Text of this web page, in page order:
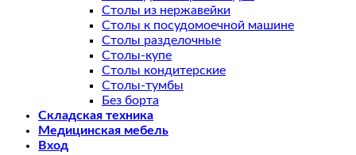
Столы из нержавейки
Столы к посудомоечной машине
Столы разделочные
Столы-купе
Столы кондитерские
Столы-тумбы
Без борта
Складская техника
Медицинская мебель
Вход